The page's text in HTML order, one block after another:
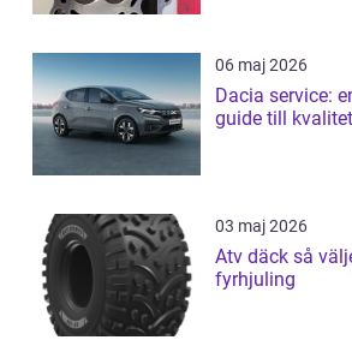
06 maj 2026
Dacia service:
guide till
03 maj 2026
Atv däck så väljer du rätt till din
fyrhjuling